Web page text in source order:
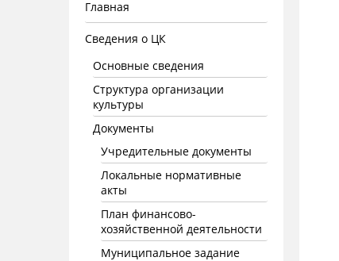
Главная
Сведения о ЦК
Основные сведения
Структура организации
культуры
Документы
Учредительные документы
Локальные нормативные
акты
План финансово-
хозяйственной деятельности
Муниципальное задание